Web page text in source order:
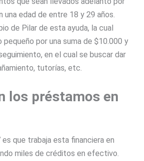
una edad de entre 18 y 29 años.
de Pilar de esta ayuda, la cual
por una suma de $10.000 y
en el cual se buscar dar
tutorías, etc.
los préstamos en
que trabaja esta financiera en
miles de créditos en efectivo.